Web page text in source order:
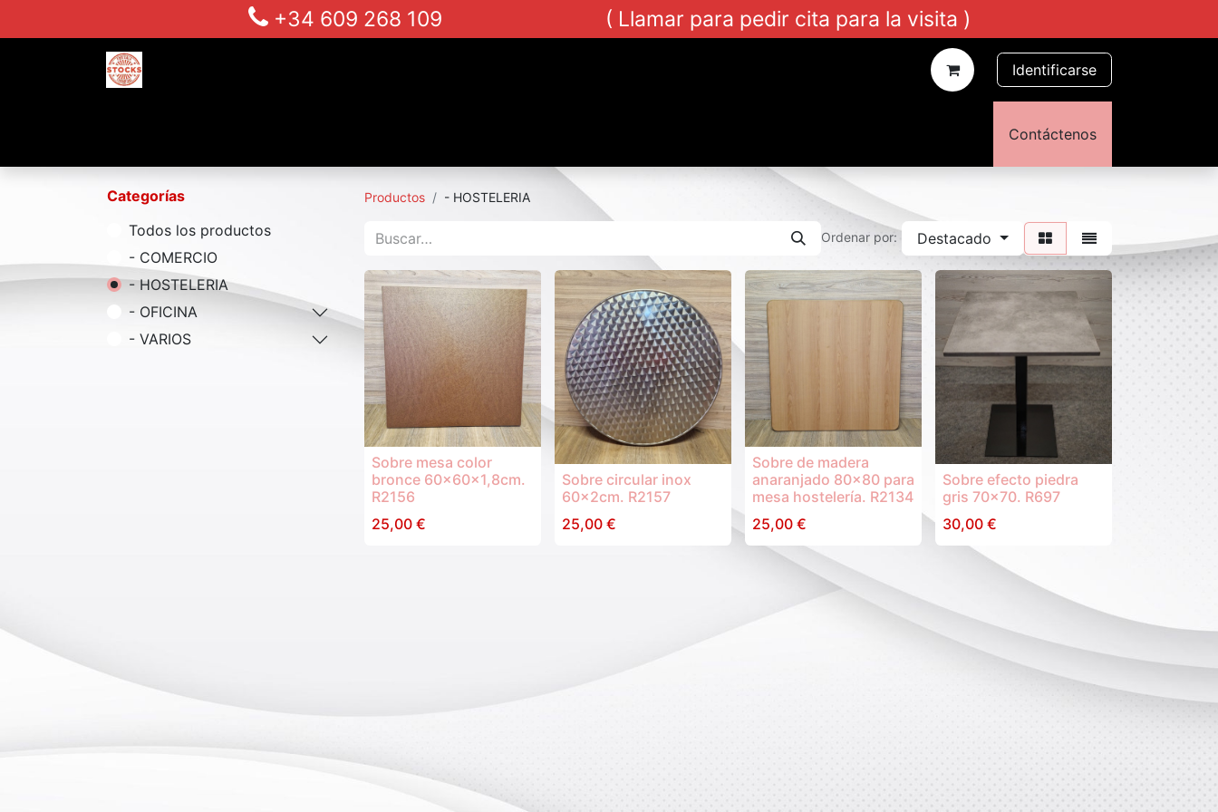
+34 609 268 109 ( Llamar para pedir cita para la visita )
Identificarse
Contáctenos
Categorías
Todos los productos
- COMERCIO
- HOSTELERIA
- OFICINA
- VARIOS
Productos - HOSTELERIA
Ordenar por: Destacado
Sobre mesa color
bronce 60x60x1,8cm.
R2156
25,00 €
Sobre circular inox
60x2cm. R2157
25,00 €
Sobre de madera
anaranjado 80x80 para
mesa hostelería. R2134
25,00 €
Sobre efecto piedra
gris 70x70. R697
30,00 €